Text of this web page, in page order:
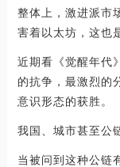
整体上，激进派市
害着以太坊，这也
近期看《觉醒年代
的抗争，最激烈的
意识形态的获胜。
我国、城市甚至公
当被问到这种公链